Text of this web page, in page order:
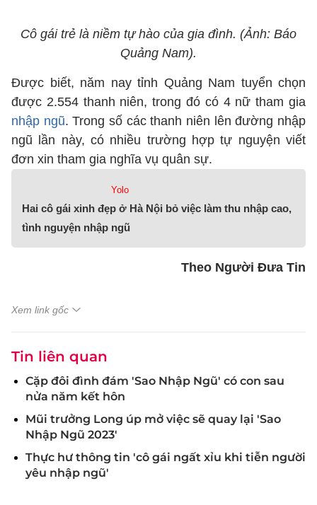
Cô gái trẻ là niềm tự hào của gia đình. (Ảnh: Báo
Quảng Nam).
Được biết, năm nay tỉnh Quảng Nam tuyển chọn
được 2.554 thanh niên, trong đó có 4 nữ tham gia
nhập ngũ. Trong số các thanh niên lên đường nhập
ngũ lần này, có nhiều trường hợp tự nguyện viết
đơn xin tham gia nghĩa vụ quân sự.
Yolo
Hai cô gái xinh đẹp ở Hà Nội bỏ việc làm thu nhập cao,
tình nguyện nhập ngũ
Theo Người Đưa Tin
Xem link gốc
Tin liên quan
Cặp đôi đình đám 'Sao Nhập Ngũ' có con sau
nửa năm kết hôn
Mũi trưởng Long úp mở việc sẽ quay lại 'Sao
Nhập Ngũ 2023'
Thực hư thông tin 'cô gái ngất xỉu khi tiễn người
yêu nhập ngũ'